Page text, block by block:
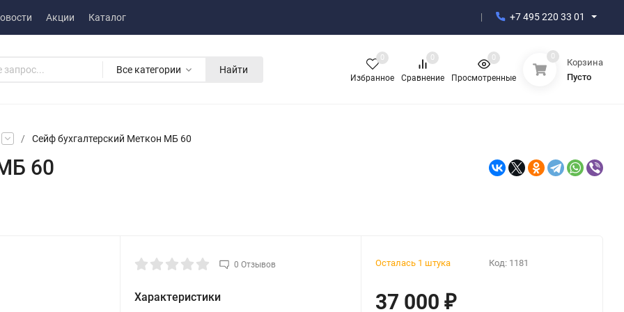
Акции Каталог +7 495 220 33 01
Все категории Найти
Избранное
0
Сравнение
0
Просмотренные
0 0
Корзина
Пусто
/ Сейф бухгалтерский Меткон МБ 60
60
0 Отзывов
Характеристики
Осталась 1 штука Код: 1181
37 000 ₽